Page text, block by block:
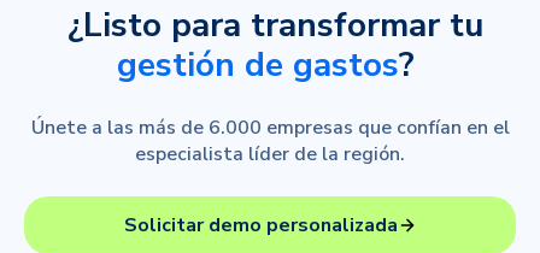
¿Listo para transformar tu
gestión de gastos?
Únete a las más de 6.000 empresas que confían en el
especialista líder de la región.
Solicitar demo personalizada